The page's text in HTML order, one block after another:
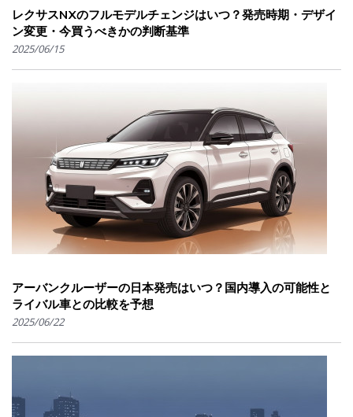
レクサスNXのフルモデルチェンジはいつ？発売時期・デザイ
ン変更・今買うべきかの判断基準
2025/06/15
アーバンクルーザーの日本発売はいつ？国内導入の可能性と
ライバル車との比較を予想
2025/06/22